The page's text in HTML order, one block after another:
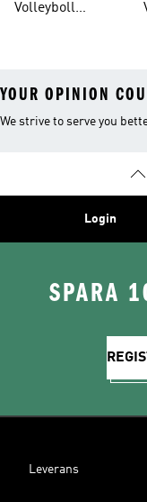
Volleyboll
YOUR OPINION
We strive to serve you
Login
SPARA
Leverans